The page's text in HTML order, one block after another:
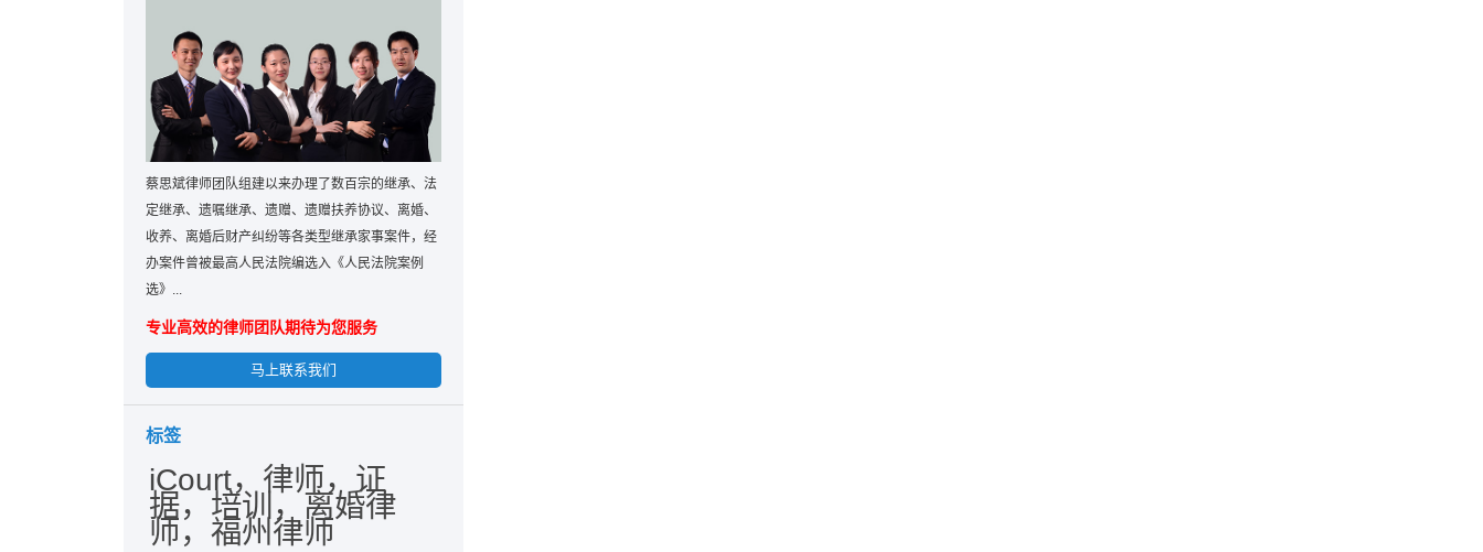
蔡思斌律师团队组建以来办理了数百宗的继承、法
定继承、遗嘱继承、遗赠、遗赠扶养协议、离婚、
收养、离婚后财产纠纷等各类型继承家事案件，经
办案件曾被最高人民法院编选入《人民法院案例
选》...
专业高效的律师团队期待为您服务
马上联系我们
标签
iCourt，律师，证
据，培训，离婚律
师，福州律师